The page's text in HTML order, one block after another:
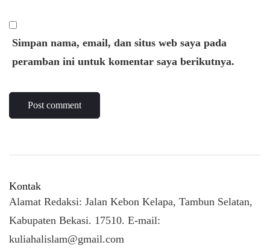
Simpan nama, email, dan situs web saya pada
peramban ini untuk komentar saya berikutnya.
Kontak
Alamat Redaksi: Jalan Kebon Kelapa, Tambun Selatan,
Kabupaten Bekasi. 17510. E-mail:
kuliahalislam@gmail.com